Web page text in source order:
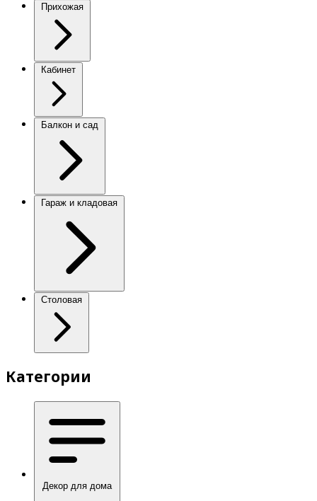
Прихожая
Кабинет
Балкон и сад
Гараж и кладовая
Столовая
Категории
Декор для дома